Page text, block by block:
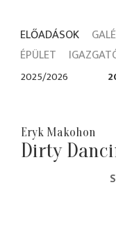
ELŐADÁSOK
ÉPÜLET
2025/2026
Eryk Makohon
Dirty